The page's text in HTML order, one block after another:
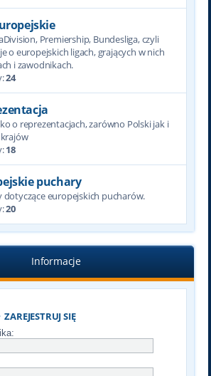
Premiership, Bundesliga, czyli
o europejskich ligach, grających w nich
i zawodnikach.
24
o reprezentacjach, zarówno Polski jak i
18
puchary
dotyczące europejskich pucharów.
20
Informacje
ZAREJESTRUJ SIĘ